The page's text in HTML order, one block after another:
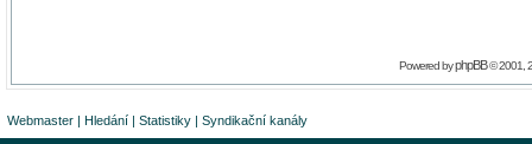
Powered byphpBB© 2001,
Webmaster | Hledání | Statistiky | Syndikační kanály